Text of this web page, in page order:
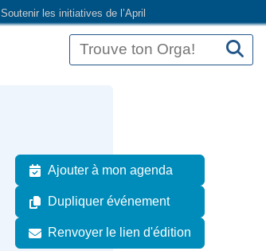
Soutenir les initiatives de l’April
Ajouter à mon agenda
Dupliquer événement
Renvoyer le lien d'édition